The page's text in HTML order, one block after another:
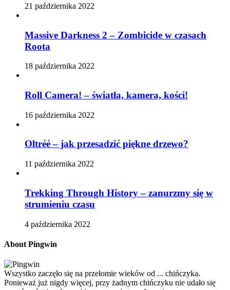
21 października 2022
Massive Darkness 2 – Zombicide w czasach
Roota
18 października 2022
Roll Camera! – światła, kamera, kości!
16 października 2022
Oltréé – jak przesadzić piękne drzewo?
11 października 2022
Trekking Through History – zanurzmy się w
strumieniu czasu
4 października 2022
About Pingwin
Wszystko zaczęło się na przełomie wieków od ... chińczyka.
Ponieważ już nigdy więcej, przy żadnym chińczyku nie udało się